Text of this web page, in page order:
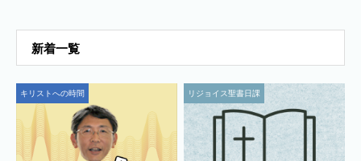
新着一覧
キリストへの時間 リジョイス聖書日課